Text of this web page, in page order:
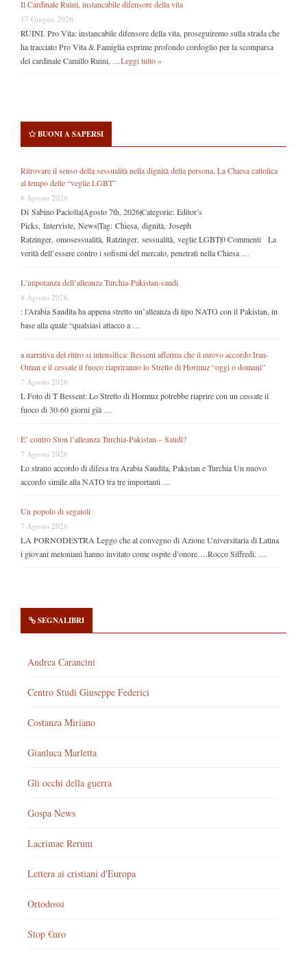
Il Cardinale Ruini, instancabile difensore della vita
17 Giugno 2026
RUINI. Pro Vita: instancabile difensore della vita, proseguiremo sulla strada che
ha tracciato Pro Vita & Famiglia esprime profondo cordoglio per la scomparsa
del cardinale Camillo Ruini, … Leggi tutto »
BUONI A SAPERSI
Ritrovare il senso della sessualità nella dignità della persona. La Chiesa cattolica
al tempo delle “veglie LGBT”
8 Agosto 2026
Di Sabino Paciolla|Agosto 7th, 2026|Categorie: Editor’s
Picks, Interviste, News|Tag: Chiesa, dignità, Joseph
Ratzinger, omosessualità, Ratzinger, sessualità, veglie LGBT|0 Commenti La
verità dell’essere contro i sofismi del mercato, penetrati nella Chiesa …
L’impotanza dell’alleanza Turchia-Pakistan-saudi
8 Agosto 2026
: l’Arabia Saudita ha appena stretto un’alleanza di tipo NATO con il Pakistan, in
base alla quale “qualsiasi attacco a …
a narrativa del ritiro si intensifica: Bessent afferma che il nuovo accordo Iran-
Oman e il cessate il fuoco riapriranno lo Stretto di Hormuz “oggi o domani”
7 Agosto 2026
L Foto di T Bessent: Lo Stretto di Hormuz potrebbe riaprire con un cessate il
fuoco di 30-60 giorni già …
E’ contro Sion l’alleanza Turchia-Pakistan – Saudi?
7 Agosto 2026
Lo strano accordo di difesa tra Arabia Saudita, Pakistan e Turchia Un nuovo
accordo simile alla NATO tra tre importanti …
Un popolo di segaioli
7 Agosto 2026
LA PORNODESTRA Leggo che al convegno di Azione Universitaria di Latina
i giovani meloniani hanno invitato come ospite d’onore….Rocco Siffredi. …
SEGNALIBRI
Andrea Carancini
Centro Studi Giuseppe Federici
Costanza Miriano
Gianluca Marletta
Gli occhi della guerra
Gospa News
Lacrimae Rerum
Lettera ai cristiani d'Europa
Ortodossi
Stop €uro